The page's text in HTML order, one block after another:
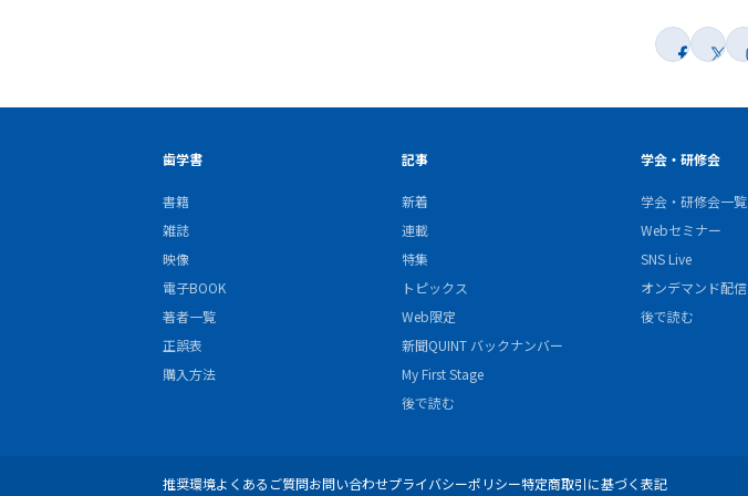
歯学書
書籍
雑誌
映像
電子BOOK
著者一覧
正誤表
購入方法
記事
新着
連載
特集
トピックス
Web限定
新聞QUINT バックナンバー
My First Stage
後で読む
学会・研修会
学会・研修会一覧
Webセミナー
SNS Live
オンデマンド配信
後で読む
推奨環境よくあるご質問お問い合わせプライバシーポリシー特定商取引に基づく表記